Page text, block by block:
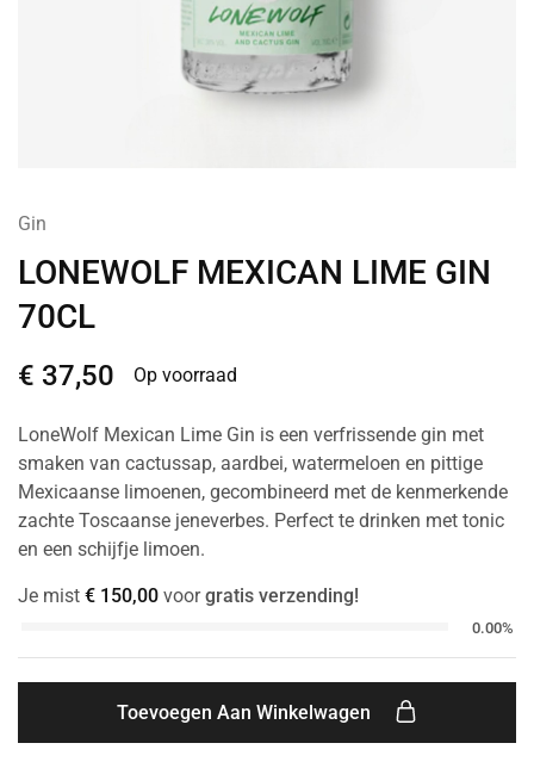
Gin
LONEWOLF MEXICAN LIME GIN
70CL
€ 37,50 Op voorraad
LoneWolf Mexican Lime Gin is een verfrissende gin met
smaken van cactussap, aardbei, watermeloen en pittige
Mexicaanse limoenen, gecombineerd met de kenmerkende
zachte Toscaanse jeneverbes. Perfect te drinken met tonic
en een schijfje limoen.
Je mist € 150,00 voorgratis verzending!
0.00%
Toevoegen Aan Winkelwagen